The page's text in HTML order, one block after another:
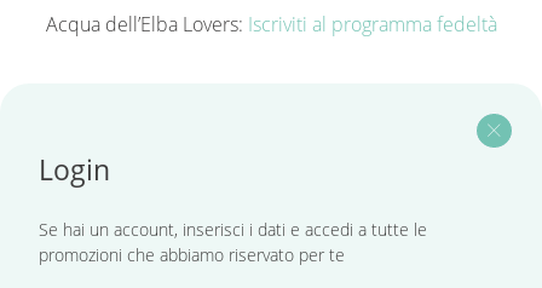
Acqua dell’Elba Lovers: Iscriviti al programma fedeltà
close
Login
Se hai un account, inserisci i dati e accedi a tutte le
promozioni che abbiamo riservato per te